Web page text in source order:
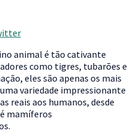
animal é tão cativante
como tigres, tubarões e
eles são apenas os mais
variedade impressionante
reais aos humanos, desde
mamíferos